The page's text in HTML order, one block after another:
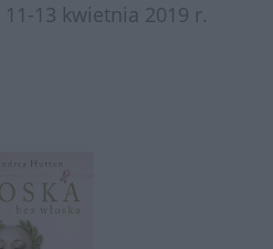
13 kwietnia 2019 r.